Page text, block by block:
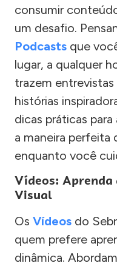
consumir
um desafio.
Podcasts que
lugar, a qualquer
trazem
histórias
dicas práticas
a maneira perfeita
enquanto você
Vídeos: Aprenda
Visual
Os Vídeos do
quem prefere
dinâmica.